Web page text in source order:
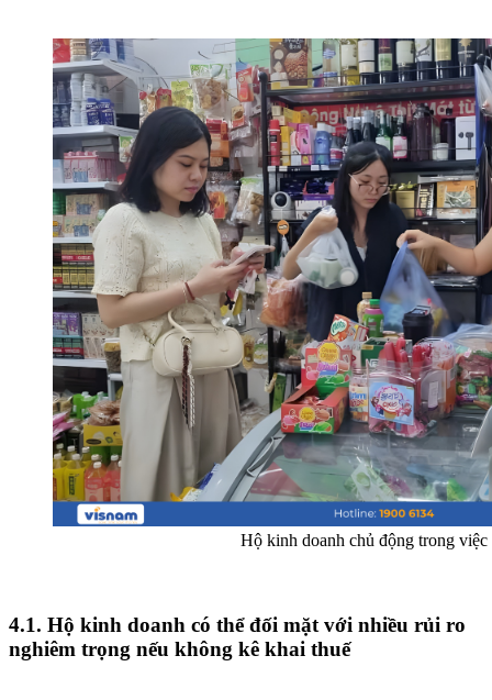
Hộ kinh doanh chủ động trong việc
4.1. Hộ kinh doanh có thể đối mặt với nhiều rủi ro
nghiêm trọng nếu không kê khai thuế